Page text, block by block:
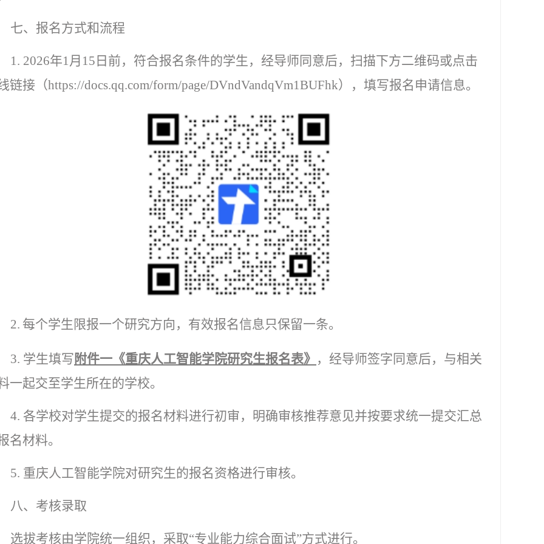
七、报名方式和流程
1. 2026年1月 15 日前，符合报名条件的学生， 经导师同意后，扫描下方二维码或点击
链接（https://docs.qq.com/form/page/DVndVandqVm1BUFhk）， 填写报名申请信息。
2. 每个学生限报一个研究方向，有效报名信息只保留一条。
3. 学生填写 附件一 《重庆人工智能学院研究生报名表》 ，经导师签字同意后，与相关
一起交至学生所在的学校。
4. 各学校对学生提交的报名材料进行初审，明确审核推荐意见并按要求统一提交汇总
名材料。
5. 重庆人工智能学院对研究生的报名资格进行审核。
八、考核录取
选拔考核由学院统一组织，采取“专业能力综合面试”方式进行。